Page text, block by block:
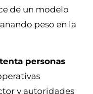
de un modelo
peso en la
personas
y autoridades